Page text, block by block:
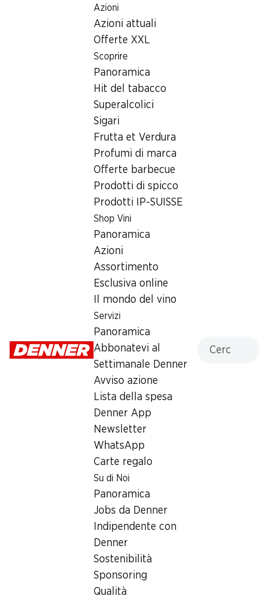
Azioni
Azioni attuali
Offerte XXL
Scoprire
Panoramica
Hit del tabacco
Superalcolici
Sigari
Frutta et Verdura
Profumi di marca
Offerte barbecue
Prodotti di spicco
Prodotti IP-SUISSE
Shop Vini
Panoramica
Azioni
Assortimento
Esclusiva online
Il mondo del vino
Servizi
Panoramica
Abbonatevi al
Settimanale Denner
Avviso azione
Lista della spesa
Denner App
Newsletter
WhatsApp
Carte regalo
Su di Noi
Panoramica
Jobs da Denner
Indipendente con
Denner
Sostenibilità
Sponsoring
Qualità
Ricerca di filiale
Filiale Denner Rheinstrasse 2, 9469 Haag (Rheintal)
9469 Haag (Rheintal),
Einkaufszentrum Neufeld
Rheinstrasse 2, 9469 Haag (Rheintal)
Alle indicazioni stradali
Orari di apertura
Mercoledì 08:00 - 19:00
Prelievo di contanti con Post-Card / M-